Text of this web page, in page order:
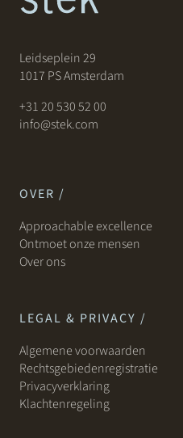
Leidseplein 29
1017 PS Amsterdam
+31 20 530 52 00
info@stek.com
OVER /
Approachable excellence
Ontmoet onze mensen
Over ons
LEGAL & PRIVACY /
Algemene voorwaarden
Rechtsgebiedenregistratie
Privacyverklaring
Klachtenregeling